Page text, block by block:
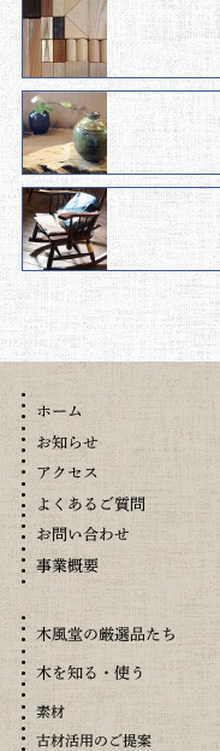
ホーム
お知らせ
アクセス
よくあるご質問
お問い合わせ
事業概要
木風堂の厳選品たち
木を知る・使う
素材
古材活用のご提案